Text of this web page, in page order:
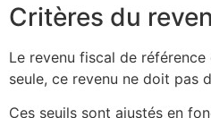
Critères du
Le revenu fiscal de
seule, ce revenu ne doit pas
Ces seuils sont ajustés en